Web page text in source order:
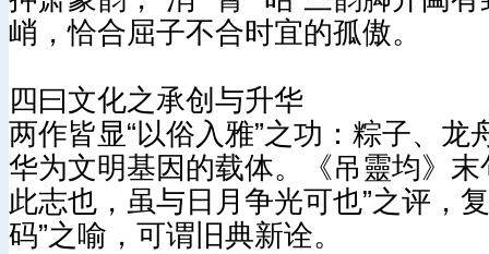
峭，恰合屈子不合时宜的孤傲。
四曰文化之承创与升华
两作皆显“以俗入雅”之功：粽子、
华为文明基因的载体。《吊靈均》末
此志也，虽与日月争光可也”之评，
码”之喻，可谓旧典新诠。